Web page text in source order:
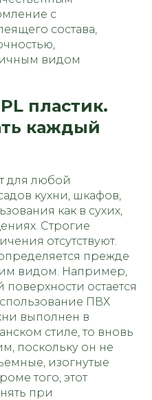
с
состава,
видом
пластик.
каждый
для любой
кухни, шкафов,
как в сухих,
Строгие
отсутствуют.
прежде
видом. Например,
остается
ПВХ
выполнен в
стиле, то вновь
поскольку он не
изогнутые
того, этот
при